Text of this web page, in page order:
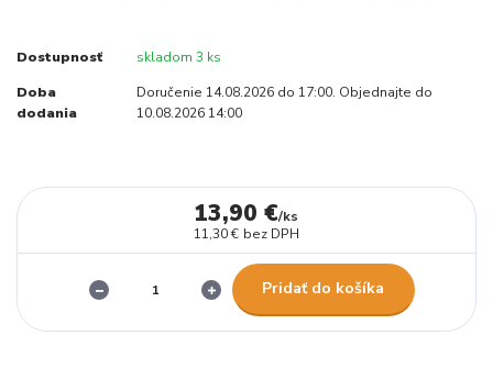
Dostupnosť skladom 3 ks
Doba
dodania
Doručenie 14.08.2026 do 17:00. Objednajte do
10.08.2026 14:00
13,90 €/ks
11,30 € bez DPH
Pridať do košíka